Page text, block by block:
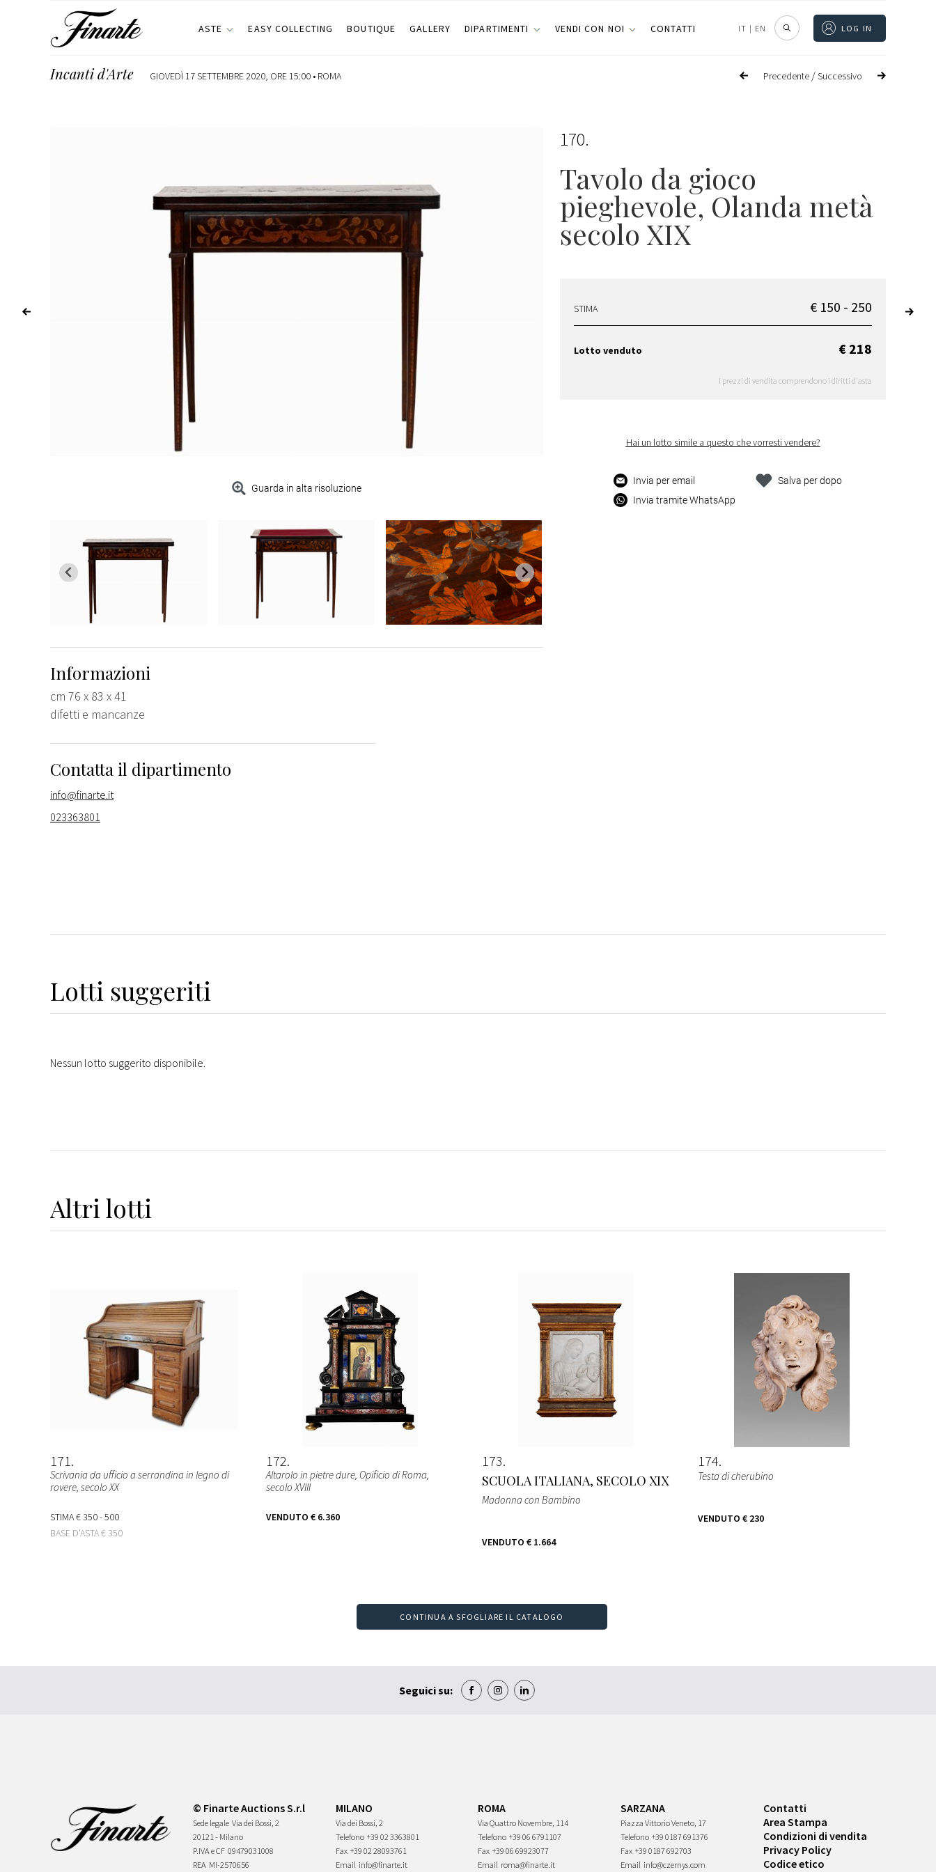
ASTE EASY COLLECTING BOUTIQUE GALLERY DIPARTIMENTI VENDI CON NOI CONTATTI IT | EN LOG IN
Precedente /Successivo
Incanti d'Arte GIOVEDÌ 17 SETTEMBRE 2020, ORE 15:00 • ROMA
Guarda in alta risoluzione
170
Tavolo da gioco
pieghevole, Olanda metà
secolo XIX
STIMA € 150 - 250
Lotto venduto € 218
I prezzi di vendita comprendono i diritti d'asta
Hai un lotto simile a questo che vorresti vendere?
Invia per email
Invia tramite WhatsApp
Salva per dopo
Informazioni
cm 76 x 83 x 41
difetti e mancanze
Contatta il dipartimento
info@finarte.it
023363801
Lotti suggeriti
Nessun lotto suggerito disponibile.
Altri lotti
171
Scrivania da ufficio a serrandina in legno di
rovere, secolo XX
STIMA€ 350 - 500
BASE D'ASTA€ 350
172
Altarolo in pietre dure, Opificio di Roma,
secolo XVIII
VENDUTO € 6.360
173
SCUOLA ITALIANA, SECOLO XIX
Madonna con Bambino
VENDUTO € 1.664
174
Testa di cherubino
VENDUTO € 230
CONTINUA A SFOGLIARE IL CATALOGO
Seguici su:
© Finarte Auctions S.r.l
Sede legale Via dei Bossi, 2
20121 - Milano
P.IVA e CF 09479031008
REA MI-2570656
MILANO
Via dei Bossi, 2
Telefono +39 02 3363801
Fax +39 02 28093761
Email info@finarte.it
ROMA
Via Quattro Novembre, 114
Telefono +39 06 6791107
Fax +39 06 69923077
Email roma@finarte.it
SARZANA
Piazza Vittorio Veneto, 17
Telefono +39 0187 691376
Fax +39 0187 692703
Email info@czernys.com
Contatti
Area Stampa
Condizioni di vendita
Privacy Policy
Codice etico